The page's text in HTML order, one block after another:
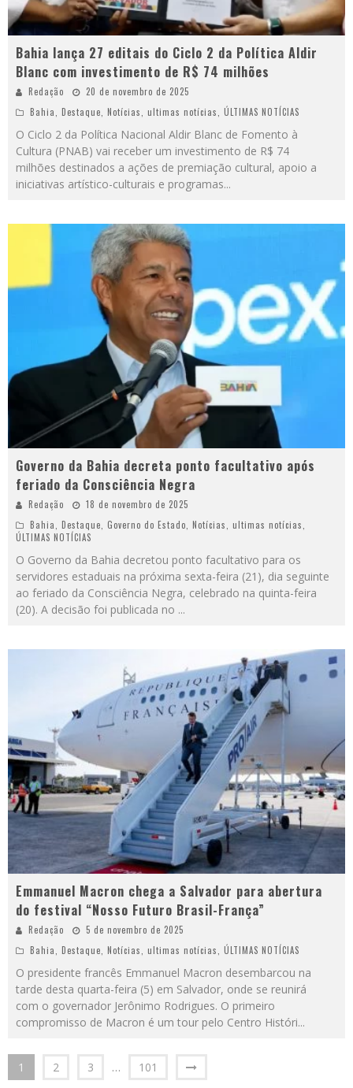
Bahia lança 27 editais do Ciclo 2 da Política Aldir
Blanc com investimento de R$ 74 milhões
Redação
20 de novembro de 2025
Bahia
Destaque Notícias ultimas notícias ÚLTIMAS NOTÍCIAS
O Ciclo 2 da Política Nacional Aldir Blanc de Fomento à
Cultura (PNAB) vai receber um investimento de R$ 74
milhões destinados a ações de premiação cultural, apoio a
iniciativas artístico-culturais e programas...
Governo da Bahia decreta ponto facultativo após
feriado da Consciência Negra
Redação
18 de novembro de 2025
Bahia
Destaque Governo do Estado Notícias ultimas notícias
ÚLTIMAS NOTÍCIAS
O Governo da Bahia decretou ponto facultativo para os
servidores estaduais na próxima sexta-feira (21), dia seguinte
ao feriado da Consciência Negra, celebrado na quinta-feira
(20). A decisão foi publicada no ...
Emmanuel Macron chega a Salvador para abertura
do festival “Nosso Futuro Brasil-França”
Redação
5 de novembro de 2025
Bahia, Destaque, Notícias, ultimas notícias, ÚLTIMAS NOTÍCIAS
O presidente francês Emmanuel Macron desembarcou na
tarde desta quarta-feira (5) em Salvador, onde se reunirá
com o governador Jerônimo Rodrigues. O primeiro
compromisso de Macron é um tour pelo Centro Históri...
1 2 3 … 101